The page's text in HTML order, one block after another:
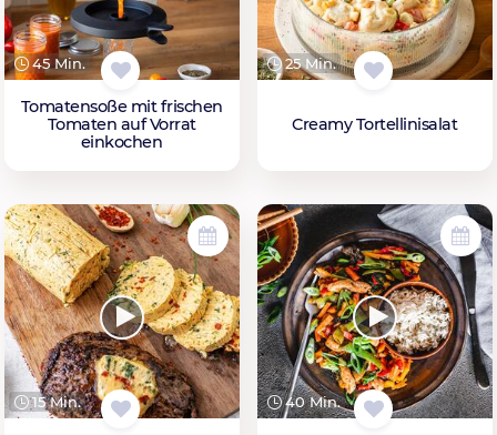
45 Min.
Tomatensoße mit frischen
Tomaten auf Vorrat
einkochen
25 Min.
Creamy Tortellinisalat
15 Min. 40 Min.